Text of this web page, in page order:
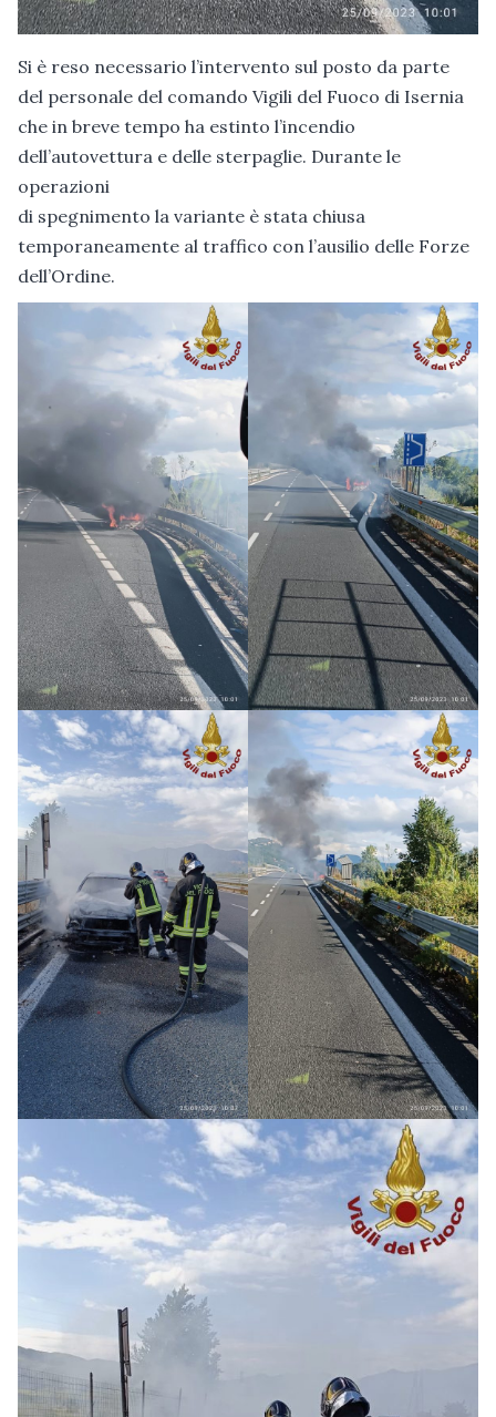
Si è reso necessario l’intervento sul posto da parte
del personale del comando Vigili del Fuoco di Isernia
che in breve tempo ha estinto l’incendio
dell’autovettura e delle sterpaglie. Durante le
operazioni
di spegnimento la variante è stata chiusa
temporaneamente al traffico con l’ausilio delle Forze
dell’Ordine.